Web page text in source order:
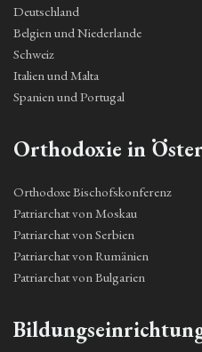
Deutschland
Belgien und Niederlande
Schweiz
Italien und Malta
Spanien und Portugal
Orthodoxie in
Orthodoxe Bischofskonferenz
Patriarchat von Moskau
Patriarchat von Serbien
Patriarchat von Rumänien
Patriarchat von Bulgarien